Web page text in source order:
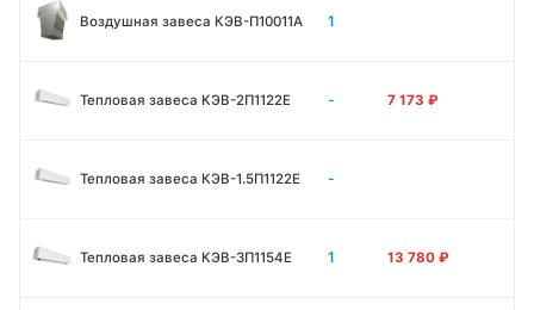
Воздушная завеса КЭВ-П10011A 1
Тепловая завеса КЭВ-2П1122E - 7 173 ₽
Тепловая завеса КЭВ-1.5П1122E -
Тепловая завеса КЭВ-3П1154E 1 13 780 ₽